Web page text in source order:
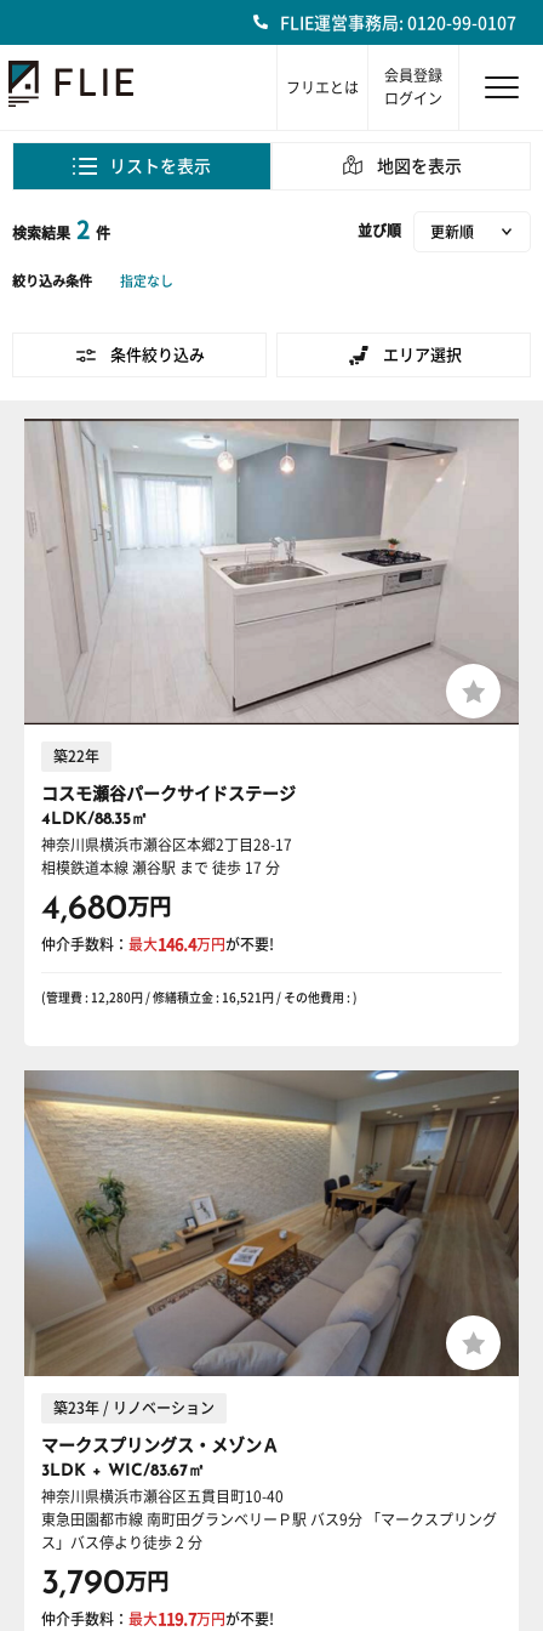
FLIE運営事務局: 0120-99-0107
フリエとは
会員登録
ログイン
リストを表示 地図を表示
検索結果 2 件 並び順
絞り込み条件 指定なし
条件絞り込み エリア選択
築22年
コスモ瀬谷パークサイドステージ
4LDK/88.35㎡
神奈川県横浜市瀬谷区本郷2丁目28-17
相模鉄道本線 瀬谷駅 まで 徒歩 17 分
4,680万円
仲介手数料： 最大146.4万円が不要!
(管理費 : 12,280円 / 修繕積立金 : 16,521円 / その他費用 : )
築23年 / リノベーション
マークスプリングス・メゾンＡ
3LDK + WIC/83.67㎡
神奈川県横浜市瀬谷区五貫目町10-40
東急田園都市線 南町田グランベリーＰ駅 バス9分 「マークスプリング
ス」バス停より徒歩 2 分
3,790万円
仲介手数料： 最大119.7万円が不要!